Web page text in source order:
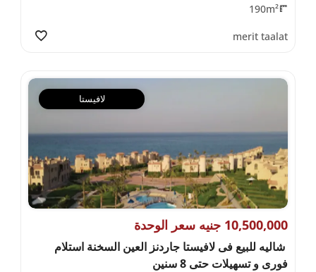
190m²
merit taalat
لافيستا
10,500,000 جنيه سعر الوحدة
شاليه للبيع فى لافيستا جاردنز العين السخنة استلام
فورى و تسهيلات حتى 8 سنين